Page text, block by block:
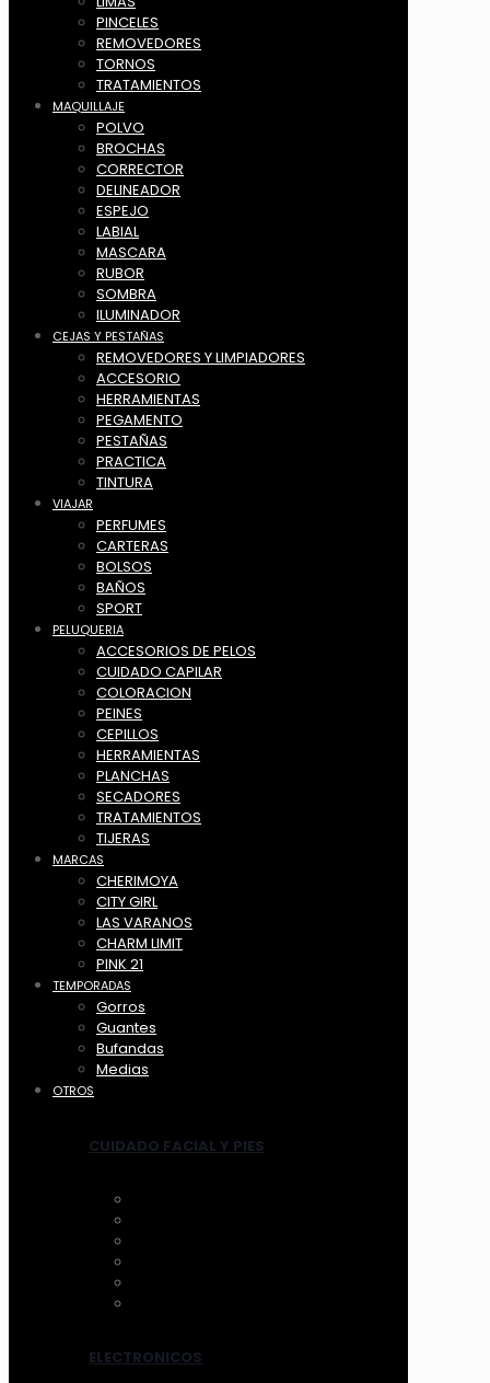
PINCELES
REMOVEDORES
TORNOS
TRATAMIENTOS
MAQUILLAJE
POLVO
BROCHAS
CORRECTOR
DELINEADOR
ESPEJO
LABIAL
MASCARA
RUBOR
SOMBRA
ILUMINADOR
CEJAS Y PESTAÑAS
REMOVEDORES Y LIMPIADORES
ACCESORIO
HERRAMIENTAS
PEGAMENTO
PESTAÑAS
PRACTICA
TINTURA
VIAJAR
PERFUMES
CARTERAS
BOLSOS
BAÑOS
SPORT
PELUQUERIA
ACCESORIOS DE PELOS
CUIDADO CAPILAR
COLORACION
PEINES
CEPILLOS
HERRAMIENTAS
PLANCHAS
SECADORES
TRATAMIENTOS
TIJERAS
MARCAS
CHERIMOYA
CITY GIRL
LAS VARANOS
CHARM LIMIT
PINK 21
TEMPORADAS
Gorros
Guantes
Bufandas
Medias
OTROS
CUIDADO FACIAL Y PIES
ELECTRONICOS